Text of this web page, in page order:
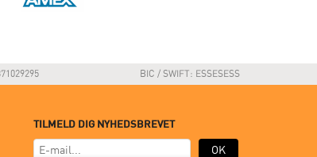
BIC / SWIFT: ESSESESS
TILMELD DIG NYHEDSBREVET
OK